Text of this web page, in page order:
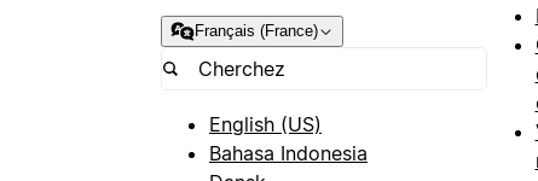
Français (France)
English (US)
Bahasa Indonesia